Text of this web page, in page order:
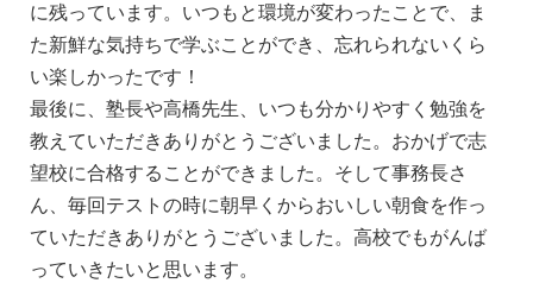
に残っています。いつもと環境が変わったことで、ま
た新鮮な気持ちで学ぶことができ、忘れられないくら
い楽しかったです！
最後に、塾長や高橋先生、いつも分かりやすく勉強を
教えていただきありがとうございました。おかげで志
望校に合格することができました。そして事務長さ
ん、毎回テストの時に朝早くからおいしい朝食を作っ
ていただきありがとうございました。高校でもがんば
っていきたいと思います。